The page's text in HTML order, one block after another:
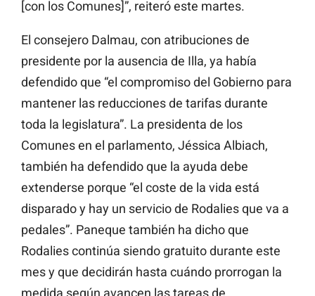
[con los Comunes]”, reiteró este martes.
El consejero Dalmau, con atribuciones de
presidente por la ausencia de Illa, ya había
defendido que “el compromiso del Gobierno para
mantener las reducciones de tarifas durante
toda la legislatura”. La presidenta de los
Comunes en el parlamento, Jéssica Albiach,
también ha defendido que la ayuda debe
extenderse porque “el coste de la vida está
disparado y hay un servicio de Rodalies que va a
pedales”. Paneque también ha dicho que
Rodalies continúa siendo gratuito durante este
mes y que decidirán hasta cuándo prorrogan la
medida según avancen las tareas de